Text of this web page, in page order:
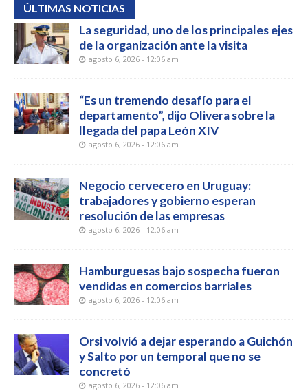
ÚLTIMAS NOTICIAS
La seguridad, uno de los principales ejes
de la organización ante la visita
agosto 6, 2026 - 12:06 am
“Es un tremendo desafío para el
departamento”, dijo Olivera sobre la
llegada del papa León XIV
agosto 6, 2026 - 12:06 am
Negocio cervecero en Uruguay:
trabajadores y gobierno esperan
resolución de las empresas
agosto 6, 2026 - 12:06 am
Hamburguesas bajo sospecha fueron
vendidas en comercios barriales
agosto 6, 2026 - 12:06 am
Orsi volvió a dejar esperando a Guichón
y Salto por un temporal que no se
concretó
agosto 6, 2026 - 12:06 am